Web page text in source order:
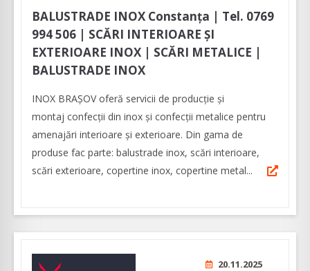
BALUSTRADE INOX Constanța | Tel. 0769
994 506 | SCĂRI INTERIOARE ȘI
EXTERIOARE INOX | SCĂRI METALICE |
BALUSTRADE INOX
INOX BRAȘOV oferă servicii de producție și
montaj confecții din inox și confecții metalice pentru
amenajări interioare și exterioare. Din gama de
produse fac parte: balustrade inox, scări interioare,
scări exterioare, copertine inox, copertine metal...
20.11.2025